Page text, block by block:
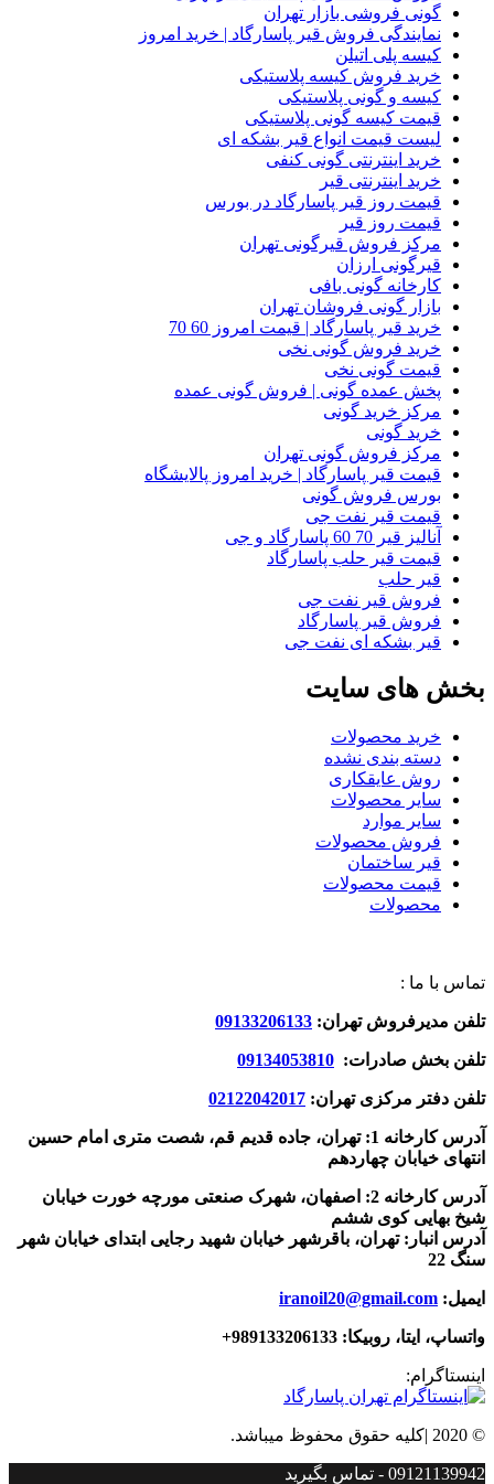
گونی فروشی بازار تهران
نمایندگی فروش قیر پاسارگاد | خرید امروز
کیسه پلی اتیلن
خرید فروش کیسه پلاستیکی
کیسه و گونی پلاستیکی
قیمت کیسه گونی پلاستیکی
لیست قیمت انواع قیر بشکه ای
خرید اینترنتی گونی کنفی
خرید اینترنتی قیر
قیمت روز قیر پاسارگاد در بورس
قیمت روز قیر
مرکز فروش قیرگونی تهران
قیرگونی ارزان
کارخانه گونی بافی
بازار گونی فروشان تهران
خرید قیر پاسارگاد | قیمت امروز 60 70
خرید فروش گونی نخی
قیمت گونی نخی
پخش عمده گونی | فروش گونی عمده
مرکز خرید گونی
خرید گونی
مرکز فروش گونی تهران
قیمت قیر پاسارگاد | خرید امروز پالایشگاه
بورس فروش گونی
قیمت قیر نفت جی
آنالیز قیر 70 60 پاسارگاد و جی
قیمت قیر حلب پاسارگاد
قیر حلب
فروش قیر نفت جی
فروش قیر پاسارگاد
قیر بشکه ای نفت جی
بخش های سایت
خرید محصولات
دسته بندی نشده
روش عایقکاری
سایر محصولات
سایر موارد
فروش محصولات
قیر ساختمان
قیمت محصولات
محصولات
تماس با ما :
تلفن مدیرفروش تهران: 09133206133
تلفن بخش صادرات: 09134053810
تلفن دفتر مرکزی تهران: 02122042017
آدرس کارخانه 1: تهران، جاده قدیم قم، شصت متری امام حسین
انتهای خیابان چهاردهم
آدرس کارخانه 2: اصفهان، شهرک صنعتی مورچه خورت خیابان
شیخ بهایی کوی ششم
آدرس انبار: تهران، باقرشهر خیابان شهید رجایی ابتدای خیابان شهر
سنگ 22
ایمیل: iranoil20@gmail.com
واتساپ، ایتا، روبیکا: 989133206133+
اینستاگرام:
© 2020 |کلیه حقوق محفوظ میباشد.
09121139942 - تماس بگیرید